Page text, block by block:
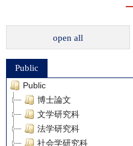
open all
Public
Public
博士論文
文学研究科
法学研究科
社会学研究科